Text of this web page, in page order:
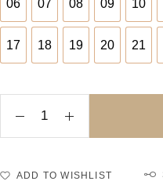
06
06
07
07
08
08
09
09
10
10
17
17
18
18
19
19
20
20
21
21
ADD TO WISHLIST